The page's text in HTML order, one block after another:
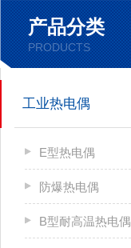
产品分类
PRODUCTS
工业热电偶
E型热电偶
防爆热电偶
B型耐高温热电偶